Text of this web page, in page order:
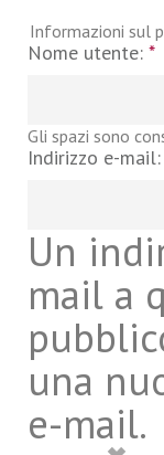
Informazioni sul
Nome utente: *
Gli spazi sono
Indirizzo e-mail:
Un
mail a
una
e-mail.